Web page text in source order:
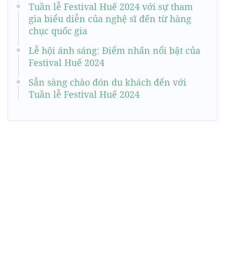
Tuần lễ Festival Huế 2024 với sự tham
gia biểu diễn của nghệ sĩ đến từ hàng
chục quốc gia
Lễ hội ánh sáng: Điểm nhấn nổi bật của
Festival Huế 2024
Sẵn sàng chào đón du khách đến với
Tuần lễ Festival Huế 2024